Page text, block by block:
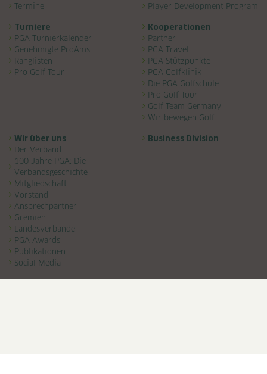
Termine
Player Development Program
Turniere
PGA Turnierkalender
Genehmigte ProAms
Ranglisten
Pro Golf Tour
Kooperationen
Partner
PGA Travel
PGA Stützpunkte
PGA Golfklinik
Die PGA Golfschule
Pro Golf Tour
Golf Team Germany
Wir bewegen Golf
Wir über uns
Der Verband
100 Jahre PGA: Die
Verbandsgeschichte
Mitgliedschaft
Vorstand
Ansprechpartner
Gremien
Landesverbände
PGA Awards
Publikationen
Social Media
Business Division